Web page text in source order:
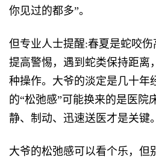
你见过的都多”。
但专业人士提醒:春夏是蛇咬
提高警惕，遇到蛇类保持距离
种操作。大爷的淡定是几十年
的“松弛感”可能换来的是医院
静、制动、迅速送医才是关键。
大爷的松弛感可以看个乐，但